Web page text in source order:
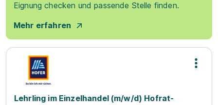
Eignung checken und passende Stelle finden.
Mehr erfahren
Lehrling im Einzelhandel (m/w/d) Hofrat-